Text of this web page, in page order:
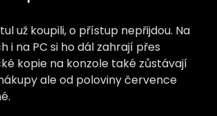
už koupili, o přístup nepřijdou. Na
i na PC si ho dál zahrají přes
kopie na konzole také zůstávají
ale od poloviny července